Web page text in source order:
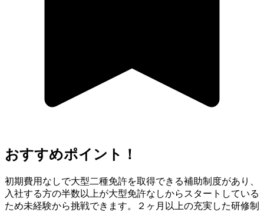
おすすめポイント！
初期費用なしで大型二種免許を取得できる補助制度があり、
入社する方の半数以上が大型免許なしからスタートしている
ため未経験から挑戦できます。２ヶ月以上の充実した研修制